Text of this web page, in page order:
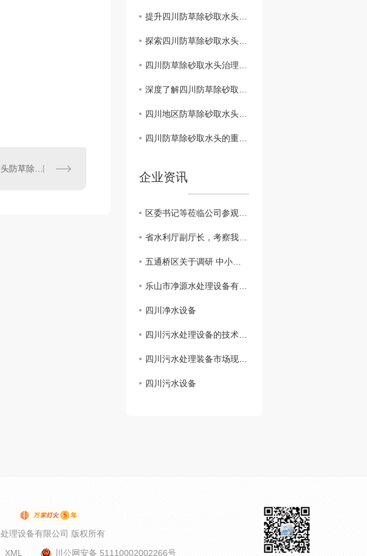
新型技术在四川取水头防草除砂中的应用探讨
提升四川防草除砂取水头管理水平的建议方案
探索四川防草除砂取水头综合管理模式
四川防草除砂取水头治理与生态环境保护
深度了解四川防草除砂取水头的保护工作
四川地区防草除砂取水头管理政策解析
四川防草除砂取水头的重要性及措施
企业资讯
区委书记等莅临公司参观调研
省水利厅副厅长，考察我公司越西小相岭净水设备
五通桥区关于调研 中小企业生产经营现状及存在的困难
乐山市净源水处理设备有限公司 携手商会及市生态环境局对口帮扶敬老院
四川净水设备
四川污水处理设备的技术创新及应用展望
四川污水处理装备市场现状分析
四川污水设备
理设备有限公司 版权所有
XML 川公网安备 51110002002266号